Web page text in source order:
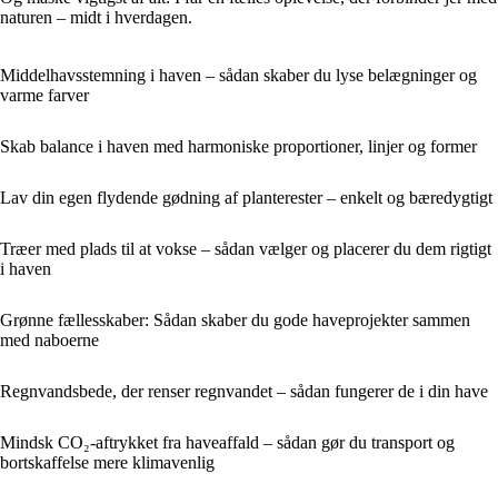
naturen – midt i hverdagen.
Middelhavsstemning i haven – sådan skaber du lyse belægninger og
varme farver
Skab balance i haven med harmoniske proportioner, linjer og former
Lav din egen flydende gødning af planterester – enkelt og bæredygtigt
Træer med plads til at vokse – sådan vælger og placerer du dem rigtigt
i haven
Grønne fællesskaber: Sådan skaber du gode haveprojekter sammen
med naboerne
Regnvandsbede, der renser regnvandet – sådan fungerer de i din have
Mindsk CO₂-aftrykket fra haveaffald – sådan gør du transport og
bortskaffelse mere klimavenlig